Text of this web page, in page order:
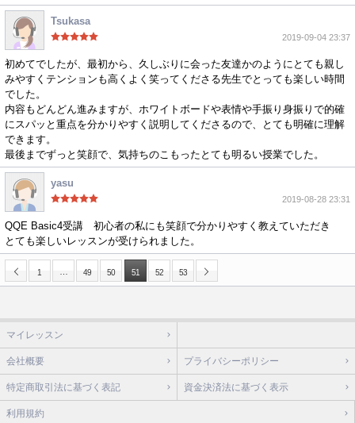
Tsukasa
2019-09-04 23:37
初めてでしたが、最初から、久しぶりに会った友達かのようにとても親し
みやすくテンションも高くよく笑ってくださる先生でとっても楽しい時間
でした。
内容もどんどん進みますが、ホワイトボードや表情や手振り身振りで的確
にスパッと重点を分かりやすく説明してくださるので、とても明確に理解
できます。
最後までずっと笑顔で、気持ちのこもったとても明るい授業でした。
yasu
2019-08-28 23:31
QQE Basic4受講 初心者の私にも笑顔で分かりやすく教えていただき
とても楽しいレッスンが受けられました。
1 49 50 51 52 53
マイレッスン
会社概要 プライバシーポリシー
特定商取引法に基づく表記 資金決済法に基づく表示
利用規約